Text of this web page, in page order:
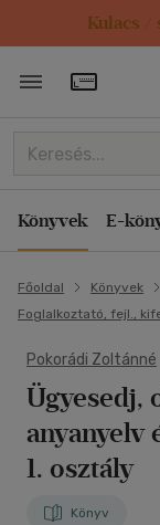
Kulacs /
Könyvek E-
Főoldal Könyvek
Foglalkoztató, fejl.,
Pokorádi Zoltánné
Ügyesedj,
anyanyelv
1. osztály
Könyv